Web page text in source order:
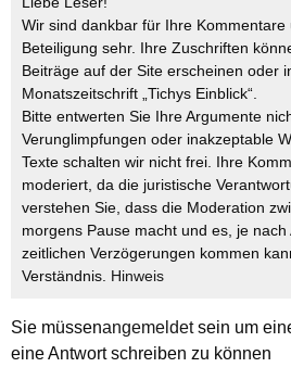
Wir sind dankbar für Ihre
Beteiligung sehr. Ihre Zuschriften
Beiträge auf der Site erscheinen oder
Monatszeitschrift „Tichys Einblick“.
Bitte entwerten Sie Ihre Argumente
Verunglimpfungen oder inakzeptable
Texte schalten wir nicht frei. Ihre
moderiert, da die juristische
verstehen Sie, dass die Moderation
morgens Pause macht und es, je nach
zeitlichen Verzögerungen kommen
Verständnis. Hinweis
Sie müssenangemeldetsein um
eine Antwort schreiben zu können